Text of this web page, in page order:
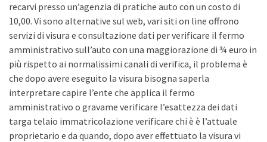
recarvi presso un’agenzia di pratiche auto con un costo di
10,00. Vi sono alternative sul web, vari siti on line offrono
servizi di visura e consultazione dati per verificare il fermo
amministrativo sull’auto con una maggiorazione di ¾ euro in
più rispetto ai normalissimi canali di verifica, il problema è
che dopo avere eseguito la visura bisogna saperla
interpretare capire l’ente che applica il fermo
amministrativo o gravame verificare l’esattezza dei dati
targa telaio immatricolazione verificare chi è è l’attuale
proprietario e da quando, dopo aver effettuato la visura vi